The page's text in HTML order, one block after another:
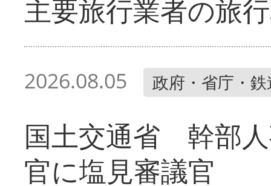
主要旅行業者の旅
2026.08.05 政府・省庁・
国土交通省 幹部
官に塩見審議官